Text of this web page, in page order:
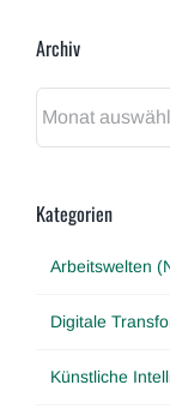
Archiv
Kategorien
Arbeitswelten
Digitale
Künstliche